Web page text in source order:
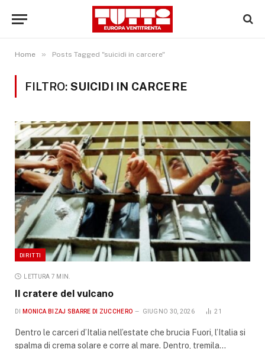
Home » Posts Tagged "suicidi in carcere"
FILTRO: SUICIDI IN CARCERE
DIRITTI
LETTURA 7 MIN.
Il cratere del vulcano
DI MONICA BIZAJ SBARRE DI ZUCCHERO GIUGNO 30, 2026 21
Dentro le carceri d’Italia nell’estate che brucia Fuori, l’Italia si
spalma di crema solare e corre al mare. Dentro, tremila…